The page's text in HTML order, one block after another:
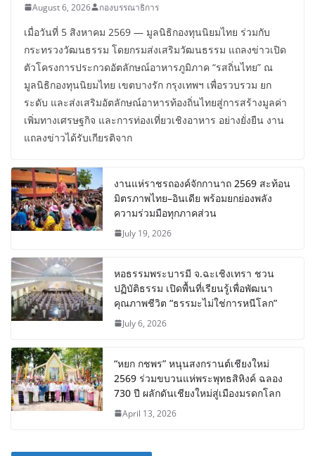
August 6, 2026 กองบรรณาธิการ
เมื่อวันที่ 5 สิงหาคม 2569 — มูลนิธิกองทุนนิยมไทย ร่วมกับ
กระทรวงวัฒนธรรม โดยกรมส่งเสริมวัฒนธรรม แถลงข่าวเปิด
ตัวโครงการประกวดอัตลักษณ์อาหารภูมิภาค “รสถิ่นไทย” ณ
มูลนิธิกองทุนนิยมไทย เขตบางรัก กรุงเทพฯ เพื่อรวบรวม ยก
ระดับ และส่งเสริมอัตลักษณ์อาหารท้องถิ่นไทยสู่การสร้างมูลค่า
เพิ่มทางเศรษฐกิจ และการท่องเที่ยวเชิงอาหาร อย่างยั่งยืน งาน
แถลงข่าวได้รับเกียรติจาก
งานแห่ราชรถองค์จักกานาถ 2569 สะท้อน
มิตรภาพไทย–อินเดีย พร้อมยกย่องพลัง
ความร่วมมือทุกภาคส่วน
July 19, 2026
หอธรรมพระบารมี จ.ฉะเชิงเทรา ชวน
ปฏิบัติธรรม เปิดพื้นที่เรียนรู้เพื่อพัฒนา
คุณภาพชีวิต “ธรรมะไม่ใช่การหนีโลก”
July 6, 2026
“หยก กชพร” หนุนสงกรานต์เชียงใหม่
2569 ร่วมขบวนแห่พระพุทธสิหิงค์ ฉลอง
730 ปี ผลักดันเชียงใหม่สู่เมืองมรดกโลก
April 13, 2026